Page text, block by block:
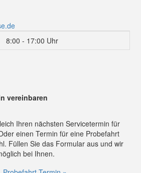
8:00 - 17:00 Uhr
vereinbaren
Ihren nächsten Servicetermin für
einen Termin für eine Probefahrt
Füllen Sie das Formular aus und wir
bei Ihnen.